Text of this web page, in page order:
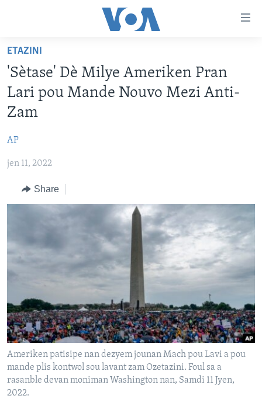
Skip
main
content
Skip
to
main
Skip
Search
AMERIK LATIN
VIDEO
FLASHPOINT IKRÈN
Learning English
Languages
ETAZINI
'Sètase' Dè Milye Ameriken Pran
Lari pou Mande Nouvo Mezi Anti-
Zam
AP
jen 11, 2022
Share
Ameriken patisipe nan dezyem jounan Mach pou Lavi a pou
mande plis kontwol sou lavant zam Ozetazini. Foul sa a
rasanble devan moniman Washington nan, Samdi 11 Jyen,
2022.